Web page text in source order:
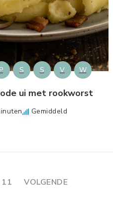
P S S V W
ui met rookworst
Gemiddeld
11 VOLGENDE